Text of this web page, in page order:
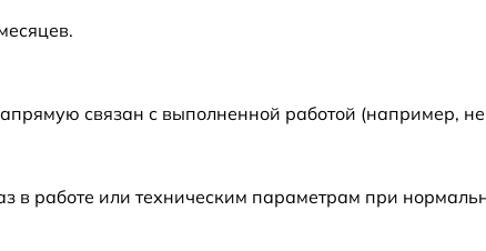
связан с выполненной работой (например,
работе или техническим параметрам при